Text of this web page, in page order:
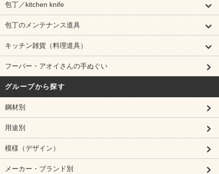
包丁／kitchen knife
包丁のメンテナンス道具
キッチン雑貨（料理道具）
フーバー・アオイさんの手ぬぐい
グループから探す
鋼材別
用途別
模様（デザイン）
メーカー・ブランド別